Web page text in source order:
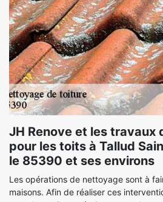
JH Renove et les travaux
pour les toits à Tallud
le 85390 et ses environs
Les opérations de nettoyage sont à
maisons. Afin de réaliser ces